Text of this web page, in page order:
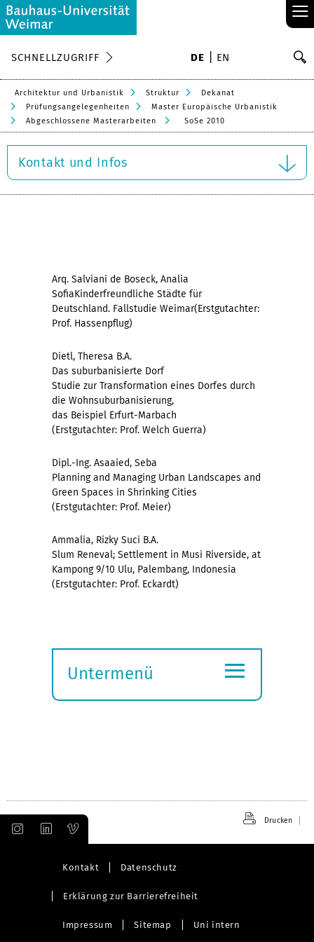
≡
SCHNELLZUGRIFF DE EN
Architektur und Urbanistik Struktur
Dekanat
Prüfungsangelegenheiten
Master Europäische Urbanistik
Abgeschlossene Masterarbeiten
SoSe 2010
Kontakt und Infos
Arq. Salviani de Boseck, Analia
SofiaKinderfreundliche Städte für
Deutschland. Fallstudie Weimar(Erstgutachter:
Prof. Hassenpflug)
Dietl, Theresa B.A.
Das suburbanisierte Dorf
Studie zur Transformation eines Dorfes durch
die Wohnsuburbanisierung,
das Beispiel Erfurt-Marbach
(Erstgutachter: Prof. Welch Guerra)
Dipl.-Ing. Asaaied, Seba
Planning and Managing Urban Landscapes and
Green Spaces in Shrinking Cities
(Erstgutachter: Prof. Meier)
Ammalia, Rizky Suci B.A.
Slum Reneval; Settlement in Musi Riverside, at
Kampong 9/10 Ulu, Palembang, Indonesia
(Erstgutachter: Prof. Eckardt)
Untermenü
≡
Drucken
Kontakt Datenschutz
Erklärung zur Barrierefreiheit
Impressum Sitemap Uni intern